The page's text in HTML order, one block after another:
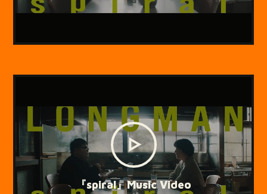
『spiral』Music Video